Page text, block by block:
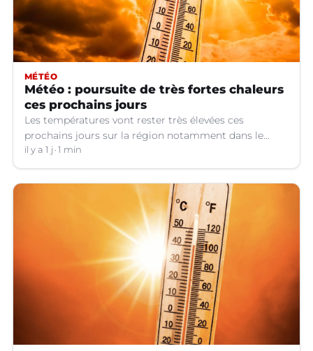
MÉTÉO
Météo : poursuite de très fortes chaleurs
ces prochains jours
Les températures vont rester très élevées ces
prochains jours sur la région notamment dans le
Languedoc.
il y a 1 j 1 min